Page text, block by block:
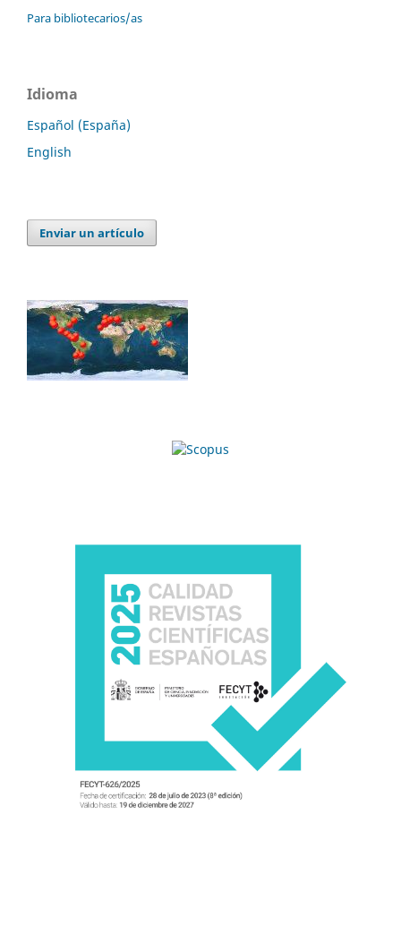
Para bibliotecarios/as
Idioma
Español (España)
English
Enviar un artículo